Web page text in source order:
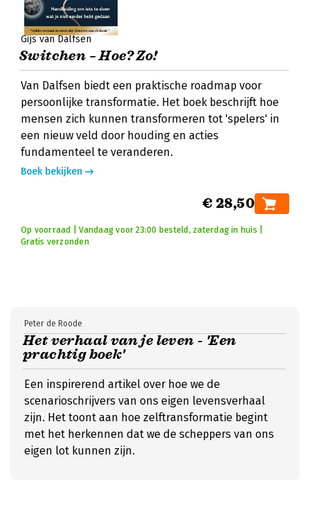
Gijs van Dalfsen
Switchen – Hoe? Zo!
Van Dalfsen biedt een praktische roadmap voor
persoonlijke transformatie. Het boek beschrijft hoe
mensen zich kunnen transformeren tot 'spelers' in
een nieuw veld door houding en acties
fundamenteel te veranderen.
Boek bekijken
€ 28,50
Op voorraad | Vandaag voor 23:00 besteld, zaterdag in huis |
Gratis verzonden
Het verhaal van je leven - 'Een
prachtig boek'
Peter de Roode
Een inspirerend artikel over hoe we de
scenarioschrijvers van ons eigen levensverhaal
zijn. Het toont aan hoe zelftransformatie begint
met het herkennen dat we de scheppers van ons
eigen lot kunnen zijn.